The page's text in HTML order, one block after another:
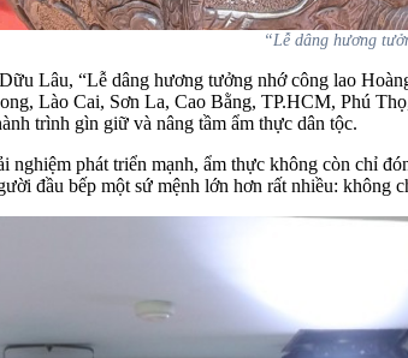
“Lễ dâng hương
Lâu, “Lễ dâng hương tưởng nhớ công lao
Lào Cai, Sơn La, Cao Bằng, TP.HCM, Phú
trình gìn giữ và nâng tầm ẩm thực dân tộc.
nghiệm phát triển mạnh, ẩm thực không còn chỉ
đầu bếp một sứ mệnh lớn hơn rất nhiều: không